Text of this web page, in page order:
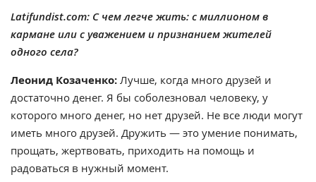
Latifundist.com: С чем легче жить: с миллионом в
кармане или с уважением и признанием жителей
одного села?
Леонид Козаченко: Лучше, когда много друзей и
достаточно денег. Я бы соболезновал человеку, у
которого много денег, но нет друзей. Не все люди могут
иметь много друзей. Дружить — это умение понимать,
прощать, жертвовать, приходить на помощь и
радоваться в нужный момент.